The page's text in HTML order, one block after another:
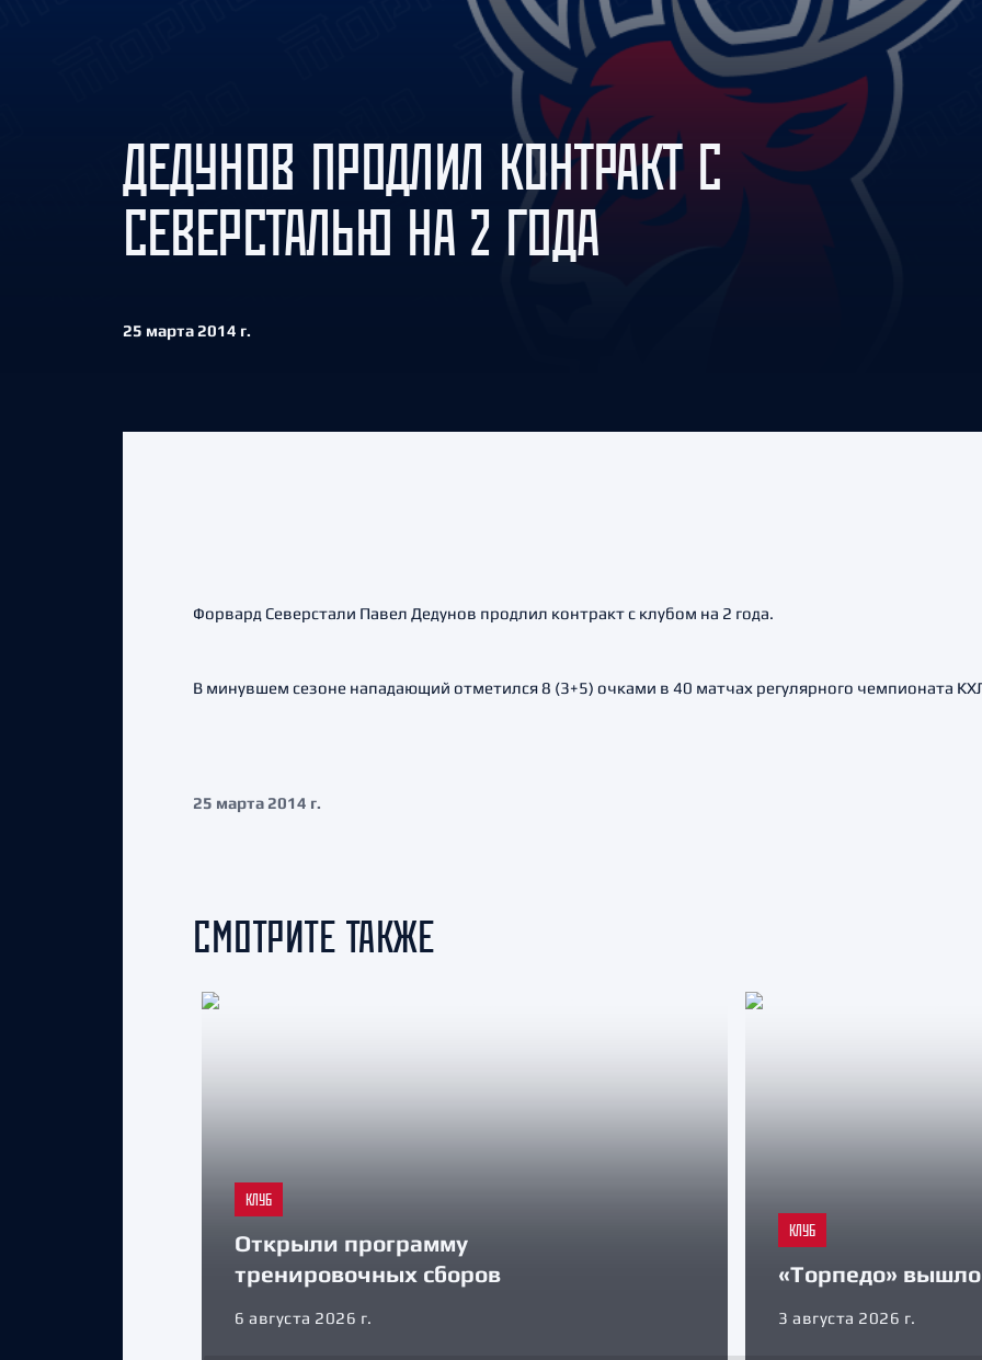
Амур
Барыс
Салават Юлаев
Сибирь
ДЕДУНОВ ПРОДЛИЛ КОНТРАКТ С
СЕВЕРСТАЛЬЮ НА 2 ГОДА
25 марта 2014 г.
Форвард Северстали Павел Дедунов продлил контракт с клубом на 2 года.
В минувшем сезоне нападающий отметился 8 (3+5) очками в 40 матчах регулярного чемпионата
25 марта 2014 г.
СМОТРИТЕ ТАКЖЕ
КЛУБ
Открыли программу
тренировочных сборов
6 августа 2026 г.
КЛУБ
«Торпедо» вышло
3 августа 2026 г.